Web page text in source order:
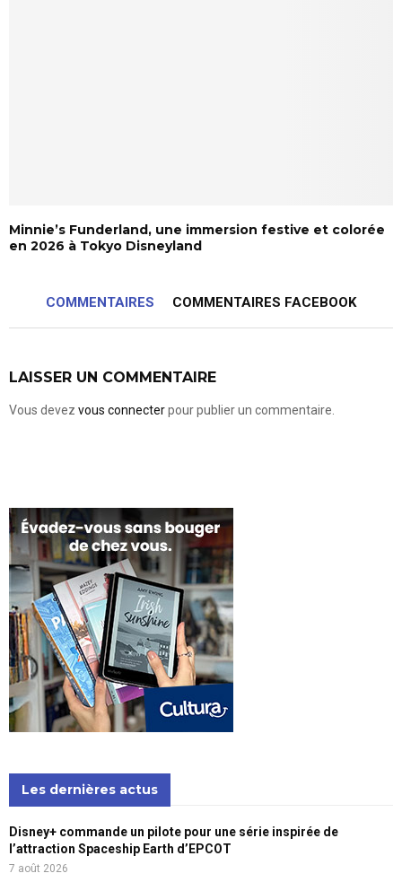
Minnie’s Funderland, une immersion festive et colorée
en 2026 à Tokyo Disneyland
COMMENTAIRES COMMENTAIRES FACEBOOK
LAISSER UN COMMENTAIRE
Vous devez vous connecterpour publier un commentaire.
Les dernières actus
Disney+ commande un pilote pour une série inspirée de
l’attraction Spaceship Earth d’EPCOT
7 août 2026